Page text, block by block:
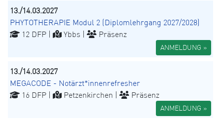
13./14.03.2027
PHYTOTHERAPIE Modul 2 (Diplomlehrgang 2027/2028)
12 DFP |
Ybbs | Präsenz
ANMELDUNG »
13./14.03.2027
MEGACODE - Notärzt*innenrefresher
16 DFP |
Petzenkirchen | Präsenz
ANMELDUNG »